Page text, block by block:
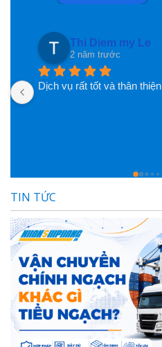
Thi Diem my Le
2 năm trước
Dịch vụ rất tốt và thân thiện
TIN TỨC